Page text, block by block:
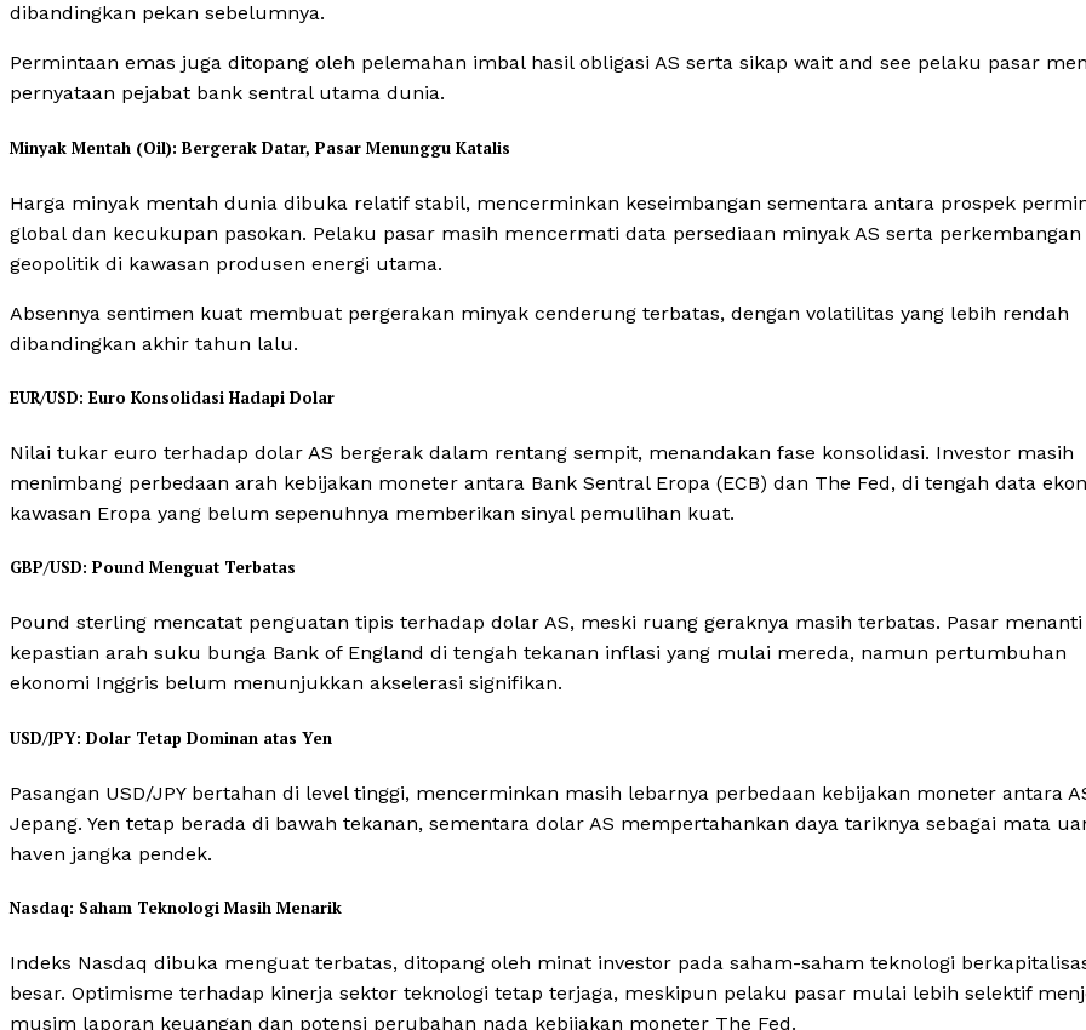
dibandingkan pekan sebelumnya.
Permintaan emas juga ditopang oleh pelemahan imbal hasil obligasi AS serta sikap wait and see pelaku pasar
pernyataan pejabat bank sentral utama dunia.
Minyak Mentah (Oil): Bergerak Datar, Pasar Menunggu Katalis
Harga minyak mentah dunia dibuka relatif stabil, mencerminkan keseimbangan sementara antara prospek
global dan kecukupan pasokan. Pelaku pasar masih mencermati data persediaan minyak AS serta perkembangan
geopolitik di kawasan produsen energi utama.
Absennya sentimen kuat membuat pergerakan minyak cenderung terbatas, dengan volatilitas yang lebih rendah
dibandingkan akhir tahun lalu.
EUR/USD: Euro Konsolidasi Hadapi Dolar
Nilai tukar euro terhadap dolar AS bergerak dalam rentang sempit, menandakan fase konsolidasi. Investor masih
menimbang perbedaan arah kebijakan moneter antara Bank Sentral Eropa (ECB) dan The Fed, di tengah data
kawasan Eropa yang belum sepenuhnya memberikan sinyal pemulihan kuat.
GBP/USD: Pound Menguat Terbatas
Pound sterling mencatat penguatan tipis terhadap dolar AS, meski ruang geraknya masih terbatas. Pasar menanti
kepastian arah suku bunga Bank of England di tengah tekanan inflasi yang mulai mereda, namun pertumbuhan
ekonomi Inggris belum menunjukkan akselerasi signifikan.
USD/JPY: Dolar Tetap Dominan atas Yen
Pasangan USD/JPY bertahan di level tinggi, mencerminkan masih lebarnya perbedaan kebijakan moneter antara
Jepang. Yen tetap berada di bawah tekanan, sementara dolar AS mempertahankan daya tariknya sebagai mata
haven jangka pendek.
Nasdaq: Saham Teknologi Masih Menarik
Indeks Nasdaq dibuka menguat terbatas, ditopang oleh minat investor pada saham-saham teknologi
besar. Optimisme terhadap kinerja sektor teknologi tetap terjaga, meskipun pelaku pasar mulai lebih selektif
musim laporan keuangan dan potensi perubahan nada kebijakan moneter The Fed.